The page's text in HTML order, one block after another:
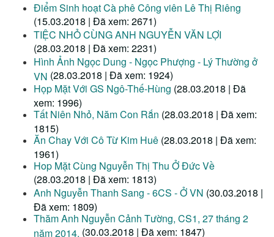
Điểm Sinh hoạt Cà phê Công viên Lê Thị Riêng
(15.03.2018 | Đã xem: 2671)
TIỆC NHỎ CÙNG ANH NGUYỄN VĂN LỢI
(28.03.2018 | Đã xem: 2231)
Hình Ảnh Ngọc Dung - Ngọc Phượng - Lý Thường ở
VN (28.03.2018 | Đã xem: 1924)
Họp Mặt Với GS Ngô-Thế-Hùng (28.03.2018 | Đã
xem: 1996)
Tất Niên Nhỏ, Năm Con Rắn (28.03.2018 | Đã xem:
1815)
Ăn Chay Với Cô Từ Kim Huê (28.03.2018 | Đã xem:
1961)
Hop Mặt Cùng Nguyễn Thị Thu Ở Đức Về
(28.03.2018 | Đã xem: 1813)
Anh Nguyễn Thanh Sang - 6CS - Ở VN (30.03.2018 |
Đã xem: 1809)
Thăm Anh Nguyễn Cảnh Tường, CS1, 27 tháng 2
năm 2014. (30.03.2018 | Đã xem: 1847)